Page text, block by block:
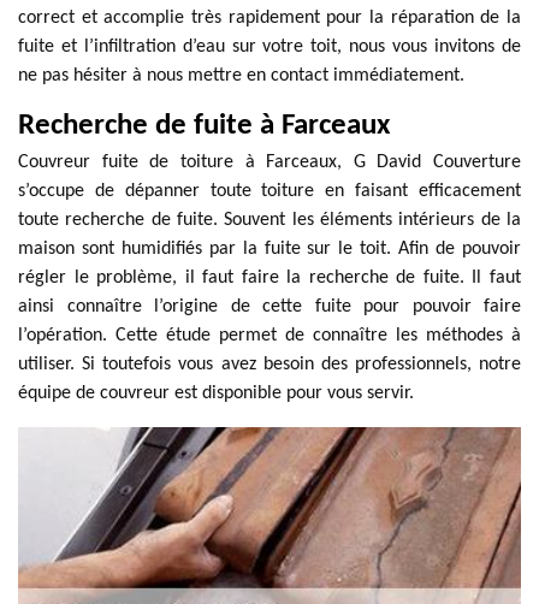
correct et accomplie très rapidement pour la réparation de la
fuite et l’infiltration d’eau sur votre toit, nous vous invitons de
ne pas hésiter à nous mettre en contact immédiatement.
Recherche de fuite à Farceaux
Couvreur fuite de toiture à Farceaux, G David Couverture
s’occupe de dépanner toute toiture en faisant efficacement
toute recherche de fuite. Souvent les éléments intérieurs de la
maison sont humidifiés par la fuite sur le toit. Afin de pouvoir
régler le problème, il faut faire la recherche de fuite. Il faut
ainsi connaître l’origine de cette fuite pour pouvoir faire
l’opération. Cette étude permet de connaître les méthodes à
utiliser. Si toutefois vous avez besoin des professionnels, notre
équipe de couvreur est disponible pour vous servir.